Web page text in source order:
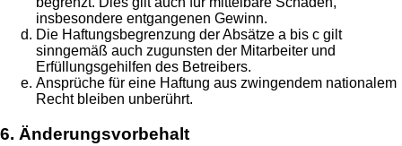
insbesondere entgangenen Gewinn.
Die Haftungsbegrenzung der Absätze a bis c gilt
sinngemäß auch zugunsten der Mitarbeiter und
Erfüllungsgehilfen des Betreibers.
Ansprüche für eine Haftung aus zwingendem nationalem
Recht bleiben unberührt.
6. Änderungsvorbehalt